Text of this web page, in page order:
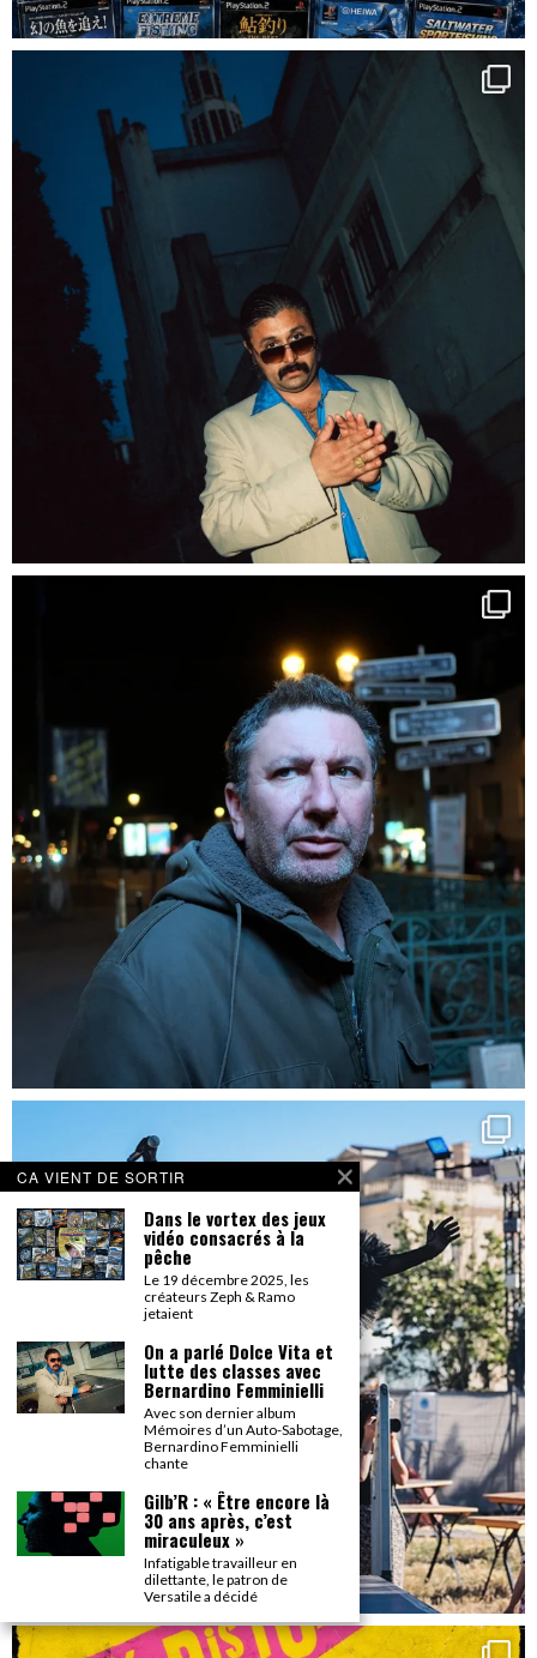
CA VIENT DE SORTIR
Dans le vortex des jeux
vidéo consacrés à la
pêche
Le 19 décembre 2025, les
créateurs Zeph & Ramo
jetaient
On a parlé Dolce Vita et
lutte des classes avec
Bernardino Femminielli
Avec son dernier album
Mémoires d’un Auto-Sabotage,
Bernardino Femminielli
chante
Gilb’R : « Être encore là
30 ans après, c’est
miraculeux »
Infatigable travailleur en
dilettante, le patron de
Versatile a décidé